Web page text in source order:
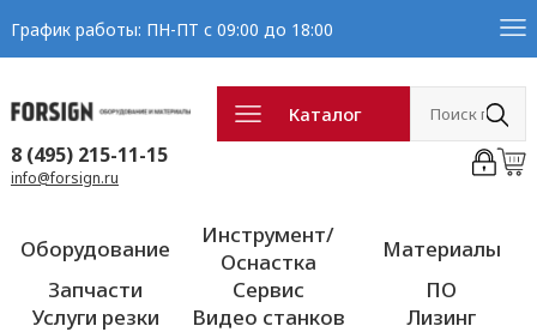
График работы: ПН-ПТ с 09:00 до 18:00
Каталог
8 (495) 215-11-15
info@forsign.ru
Оборудование
Инструмент/
Оснастка
Материалы
Запчасти
Сервис
ПО
Услуги резки
Видео станков Лизинг